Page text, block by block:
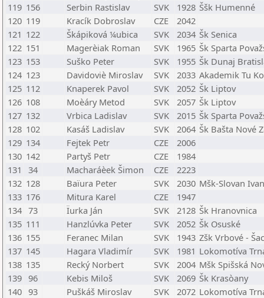
119 156 Serbin Rastislav SVK 1928 Ššk Humenné
120 119 Kracík Dobroslav CZE
2042
121 122 Škápiková ¼ubica SVK 2034 Šk Senica
122 151 Magerèiak Roman SVK 1965 Šk Sparta
123 153 Suško Peter SVK 1955 Šk Dunaj
124 123 Davidoviè Miroslav SVK 2033 Akademik Tu
125 112 Knaperek Pavol SVK 2052 Šk Liptov
126 108 Moèáry Metod SVK 2057 Šk Liptov
127 132 Vrbica Ladislav SVK 2015 Šk Sparta
128 102 Kasáš Ladislav SVK 2064 Šk Bašta Nové
129 134 Fejtek Petr CZE
2006
130 142 Partyš Petr CZE
1984
131
34 Macharáèek Šimon CZE
2223
132 128 Baïura Peter SVK 2030 Mšk-Slovan
133 176 Mitura Karel CZE
1947
134 73 Ïurka Ján SVK 2128 Šk Hranovnica
135 111 Hanzlúvka Peter SVK 2052 Šk Osuské
136 155 Feranec Milan SVK 1943 Zšk Vrbové -
137 145 Hagara Vladimír SVK 1981 Lokomotíva
138 135 Recký Norbert SVK 2004 Mšk Spišská
139 96 Kebis Miloš SVK 2069 Šk Krasòany
140 93 Puškáš Miroslav SVK 2072 Lokomotíva